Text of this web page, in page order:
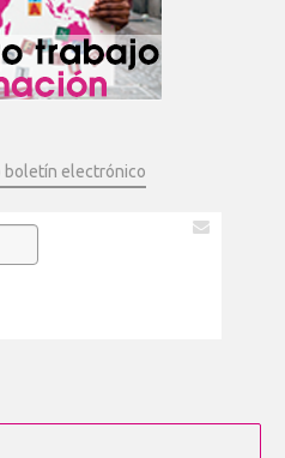
boletín electrónico